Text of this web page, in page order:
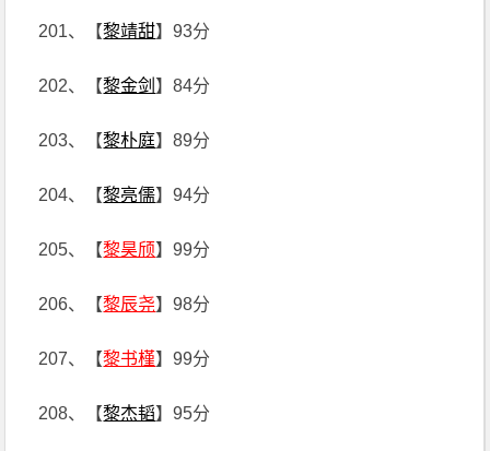
201、【黎靖甜】93分
202、【黎金剑 】84分
203、【黎朴庭】89分
204、【黎亮儒】94分
205、【黎昊颀】99分
206、【黎辰尧】98分
207、【黎书槿】99分
208、【黎杰韬】95分